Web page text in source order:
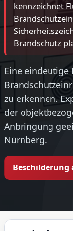
kennzeichnet
Brandschutz
Eine eindeutige
zu erkennen.
der
Anbringung
Nürnberg.
Beschilderung